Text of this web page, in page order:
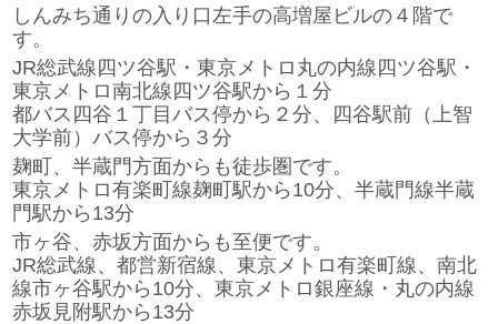
しんみち通りの入り口左手の高増屋ビルの４階で
す。
JR総武線四ツ谷駅・東京メトロ丸の内線四ツ谷駅・
東京メトロ南北線四ツ谷駅から１分
都バス四谷１丁目バス停から２分、四谷駅前（上智
大学前）バス停から３分
麹町、半蔵門方面からも徒歩圏です。
東京メトロ有楽町線麹町駅から10分、半蔵門線半蔵
門駅から13分
市ヶ谷、赤坂方面からも至便です。
JR総武線、都営新宿線、東京メトロ有楽町線、南北
線市ヶ谷駅から10分、東京メトロ銀座線・丸の内線
赤坂見附駅から13分